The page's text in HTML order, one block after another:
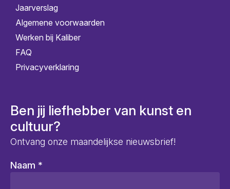
Jaarverslag
Algemene voorwaarden
Werken bij Kaliber
FAQ
Privacyverklaring
Ben jij liefhebber van kunst en
cultuur?
Ontvang onze maandelijkse nieuwsbrief!
Naam *